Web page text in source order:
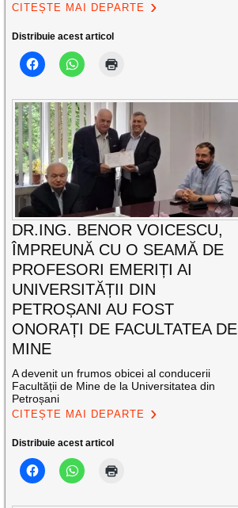
CITEȘTE MAI DEPARTE
Distribuie acest articol
DR.ING. BENOR VOICESCU,
ÎMPREUNĂ CU O SEAMĂ DE
PROFESORI EMERIȚI AI
UNIVERSITĂȚII DIN
PETROȘANI AU FOST
ONORAȚI DE FACULTATEA DE
MINE
A devenit un frumos obicei al conducerii
Facultății de Mine de la Universitatea din
Petroșani
CITEȘTE MAI DEPARTE
Distribuie acest articol